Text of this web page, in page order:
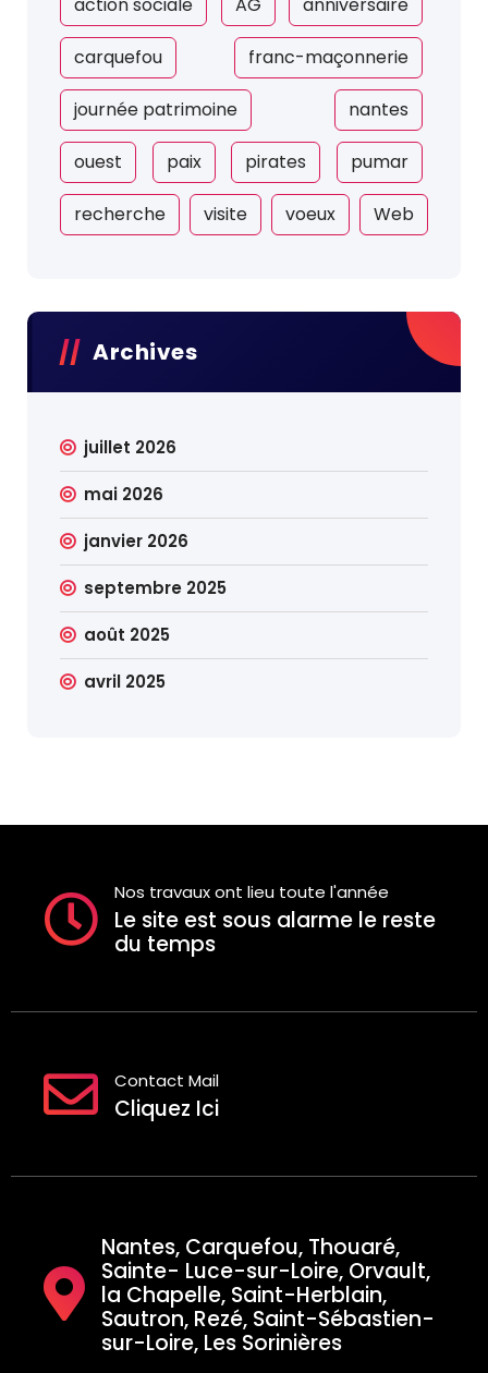
carquefou franc-maçonnerie
journée patrimoine nantes
ouest paix pirates pumar
recherche visite voeux Web
Archives
juillet 2026
mai 2026
janvier 2026
septembre 2025
août 2025
avril 2025
Nos travaux ont lieu toute l'année
Le site est sous alarme le reste
du temps
Contact Mail
Cliquez Ici
Nantes, Carquefou, Thouaré,
Sainte- Luce-sur-Loire, Orvault,
la Chapelle, Saint-Herblain,
Sautron, Rezé, Saint-Sébastien-
sur-Loire, Les Sorinières